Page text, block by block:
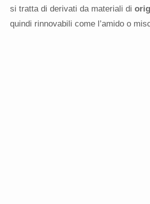
si tratta di derivati da materiali di
quindi rinnovabili come l’amido o